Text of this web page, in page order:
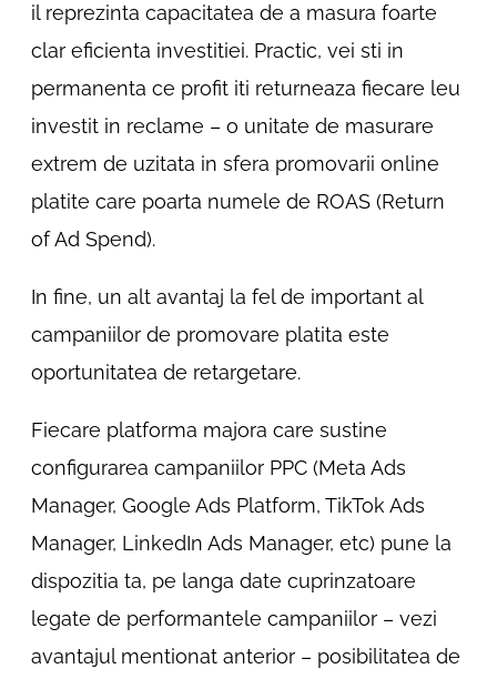
il reprezinta capacitatea de a masura foarte
clar eficienta investitiei. Practic, vei sti in
permanenta ce profit iti returneaza fiecare leu
investit in reclame – o unitate de masurare
extrem de uzitata in sfera promovarii online
platite care poarta numele de ROAS (Return
of Ad Spend).
In fine, un alt avantaj la fel de important al
campaniilor de promovare platita este
oportunitatea de retargetare.
Fiecare platforma majora care sustine
configurarea campaniilor PPC (Meta Ads
Manager, Google Ads Platform, TikTok Ads
Manager, LinkedIn Ads Manager, etc) pune la
dispozitia ta, pe langa date cuprinzatoare
legate de performantele campaniilor – vezi
avantajul mentionat anterior – posibilitatea de